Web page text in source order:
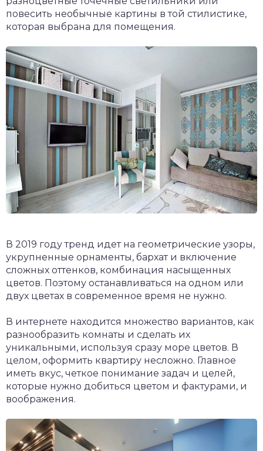
повесить необычные картины в той стилистике,
которая выбрана для помещения.
В 2019 году тренд идет на геометрические узоры,
укрупненные орнаменты, бархат и включение
сложных оттенков, комбинация насыщенных
цветов. Поэтому останавливаться на одном или
двух цветах в современное время не нужно.
В интернете находится множество вариантов, как
разнообразить комнаты и сделать их
уникальными, используя сразу море цветов. В
целом, оформить квартиру несложно. Главное
иметь вкус, четкое понимание задач и целей,
которые нужно добиться цветом и фактурами, и
воображения.